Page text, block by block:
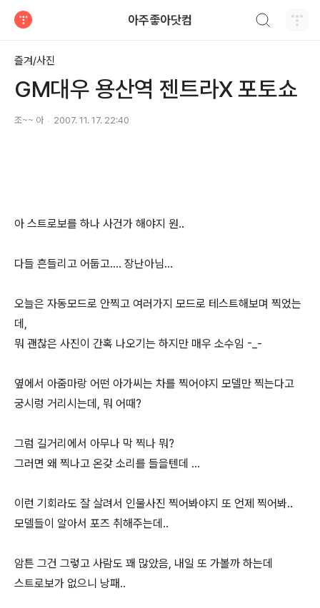
아주좋아닷컴
즐겨/사진
GM대우 용산역 젠트라X 포토쇼
조~~ 아 2007. 11. 17. 22:40
아 스트로보를 하나 사건가 해야지 원..
다들 흔들리고 어둡고.... 장난아님...
오늘은 자동모드로 안찍고 여러가지 모드로 테스트해보며 찍었는
데,
뭐 괜찮은 사진이 간혹 나오기는 하지만 매우 소수임 -_-
옆에서 아줌마랑 어떤 아가씨는 차를 찍어야지 모델만 찍는다고
궁시렁 거리시는데, 뭐 어때?
그럼 길거리에서 아무나 막 찍나 뭐?
그러면 왜 찍나고 온갖 소리를 들을텐데 ...
이런 기회라도 잘 살려서 인물사진 찍어봐야지 또 언제 찍어봐..
모델들이 알아서 포즈 취해주는데..
암튼 그건 그렇고 사람도 꽤 많았음, 내일 또 가볼까 하는데
스트로보가 없으니 낭패..